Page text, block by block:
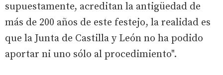
supuestamente, acreditan la antigüedad de
más de 200 años de este festejo, la realidad es
que la Junta de Castilla y León no ha podido
aportar ni uno sólo al procedimiento".